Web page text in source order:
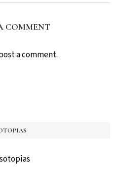
COMMENT
a comment.